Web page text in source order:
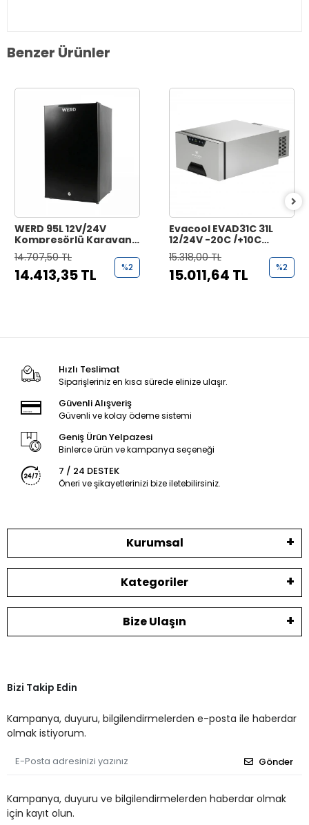
Benzer Ürünler
WERD 95L 12V/24V
Kompresörlü Karavan
Buzdolabı - 95 Litre
14.707,50 TL
14.413,35 TL %2
Evacool EVAD31C 31L
12/24V -20C /+10C
Çekmece Tipi
Kompresörlü Buzdolabı
15.318,00 TL
15.011,64 TL %2
Hızlı Teslimat
Siparişleriniz en kısa sürede elinize ulaşır.
Güvenli Alışveriş
Güvenli ve kolay ödeme sistemi
Geniş Ürün Yelpazesi
Binlerce ürün ve kampanya seçeneği
7 / 24 DESTEK
Öneri ve şikayetlerinizi bize iletebilirsiniz.
Kurumsal
Kategoriler
Bize Ulaşın
Bizi Takip Edin
Kampanya, duyuru, bilgilendirmelerden e-posta ile haberdar
olmak istiyorum.
Gönder
Kampanya, duyuru ve bilgilendirmelerden haberdar olmak
için kayıt olun.